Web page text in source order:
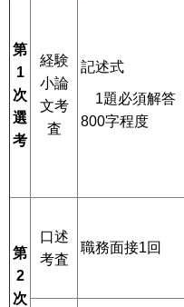
第
1
次
選
考
経験
小論
文考
査
記述式
1題必須解答
800字程度
第
2
次
口述
考査
職務面接1回